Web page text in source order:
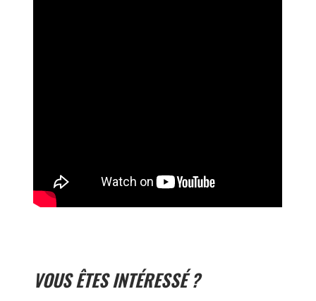
VOUS ÊTES INTÉRESSÉ ?